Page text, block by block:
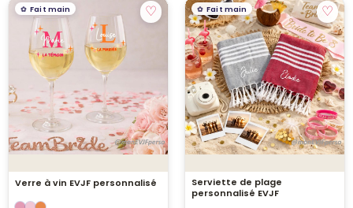
Fait main ♡
Verre à vin EVJF personnalisé
Fait main ♡
Serviette de plage
personnalisé EVJF